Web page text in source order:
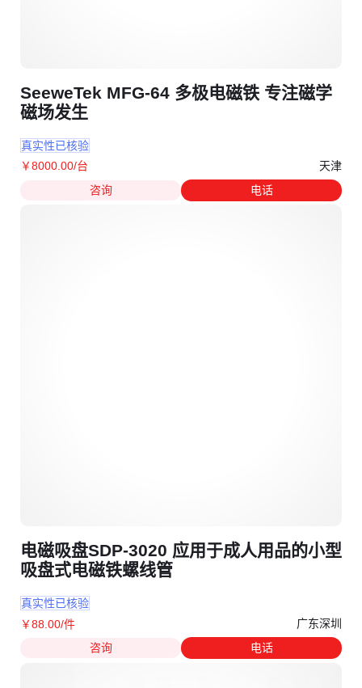
SeeweTek MFG-64 多极电磁铁 专注磁学
磁场发生
真实性已核验
￥8000.00/台
天津
咨询
电话
电磁吸盘SDP-3020 应用于成人用品的小型
吸盘式电磁铁螺线管
真实性已核验
￥88 .00/件
广东深圳
咨询
电话